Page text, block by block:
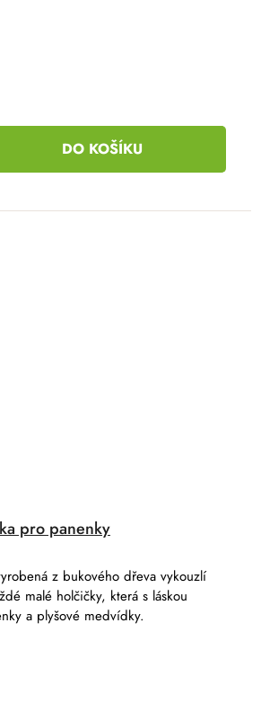
DO KOŠÍKU
pro panenky
z bukového dřeva vykouzlí
malé holčičky, která s láskou
a plyšové medvídky.